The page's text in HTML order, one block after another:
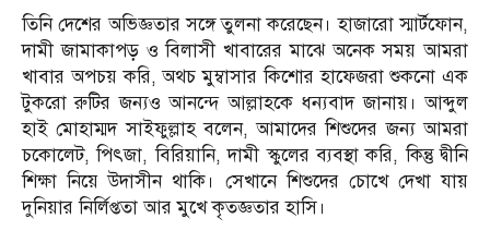
তিনি দেশের অভিজ্ঞতার সঙ্গে তুলনা করেছেন। হাজারো স্মার্টফোন,
দামী জামাকাপড় ও বিলাসী খাবারের মাঝে অনেক সময় আমরা
খাবার অপচয় করি, অথচ মুম্বাসার কিশোর হাফেজরা শুকনো এক
টুকরো রুটির জন্যও আনন্দে আল্লাহকে ধন্যবাদ জানায়। আব্দুল
হাই মোহাম্মদ সাইফুল্লাহ বলেন, আমাদের শিশুদের জন্য আমরা
চকোলেট, পিৎজা, বিরিয়ানি, দামী স্কুলের ব্যবস্থা করি, কিন্তু দ্বীনি
শিক্ষা নিয়ে উদাসীন থাকি। সেখানে শিশুদের চোখে দেখা যায়
দুনিয়ার নির্লিপ্ততা আর মুখে কৃতজ্ঞতার হাসি।